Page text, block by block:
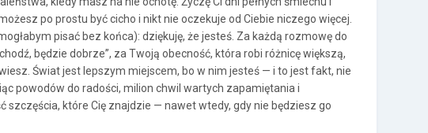
po prostu być cicho i nikt nie oczekuje od Ciebie niczego więcej.
pisać bez końca): dziękuję, że jesteś. Za każdą rozmowę do
będzie dobrze”, za Twoją obecność, która robi różnicę większą,
Świat jest lepszym miejscem, bo w nim jesteś — i to jest fakt, nie
powodów do radości, milion chwil wartych zapamiętania i
szczęścia, które Cię znajdzie — nawet wtedy, gdy nie będziesz go